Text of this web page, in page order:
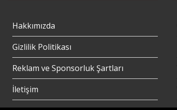
Hakkımızda
Gizlilik Politikası
Reklam ve Sponsorluk Şartları
İletişim